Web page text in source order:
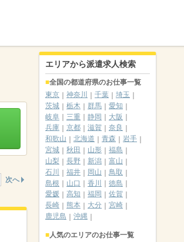
次へ
エリアから派遣求人検索
全国の都道府県のお仕事一覧
東京
神奈川 千葉
埼玉
茨城
栃木 群馬
愛知
岐阜
三重 静岡
大阪
兵庫
京都 滋賀
奈良
和歌山
北海道 青森
岩手
宮城
秋田 山形
福島
山梨
長野 新潟
富山
石川
福井 岡山
鳥取
島根
山口 香川
徳島
愛媛
高知 福岡
佐賀
長崎
熊本 大分
宮崎
鹿児島
沖縄
人気のエリアのお仕事一覧